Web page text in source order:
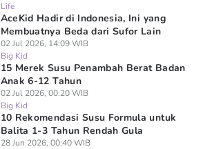
Life
AceKid Hadir di Indonesia, Ini yang
Membuatnya Beda dari Sufor Lain
02 Jul 2026, 14:09 WIB
Big Kid
15 Merek Susu Penambah Berat Badan
Anak 6-12 Tahun
02 Jul 2026, 00:20 WIB
Big Kid
10 Rekomendasi Susu Formula untuk
Balita 1-3 Tahun Rendah Gula
28 Jun 2026, 00:40 WIB